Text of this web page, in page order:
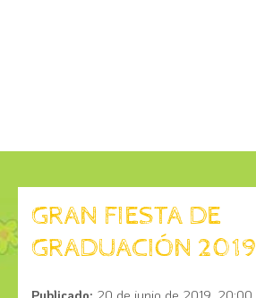
GRAN FIESTA DE
GRADUACIÓN 2019
Publicado: 20 de junio de 2019, 20:00